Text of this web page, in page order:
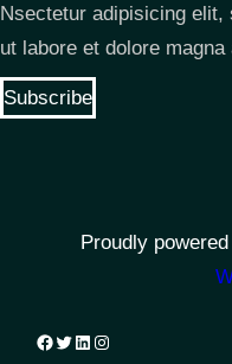
Nsectetur adipisicing elit,
ut labore et dolore magna
Subscribe
Proudly
Facebook
Twitter
LinkedIn
Instagram